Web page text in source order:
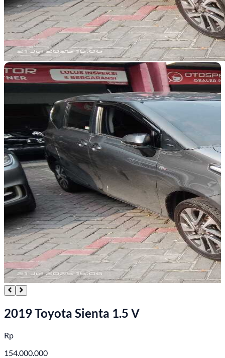
2019 Toyota Sienta 1.5 V
Rp
154.000.000